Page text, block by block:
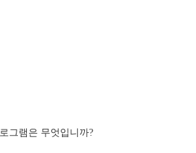
그램은 무엇입니까?